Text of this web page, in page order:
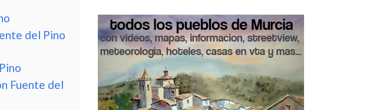
del Pino
Fuente del